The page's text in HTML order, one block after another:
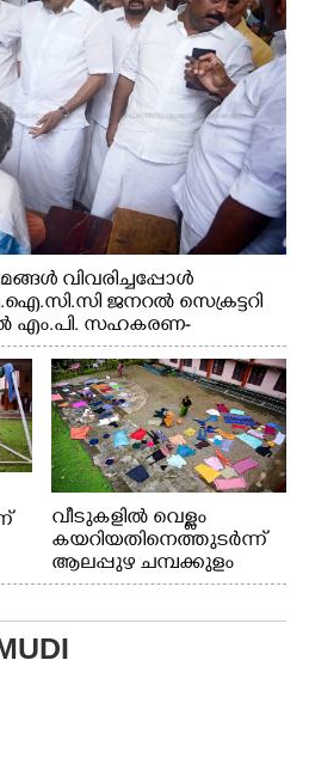
എ എന്നിവർ സമീപം
വിവരിച്ചപ്പോൾ
ജനറൽ സെക്രട്ടറി
എം.പി. സഹകരണ-
എം. ലിജു, എന്നിവർ
വീടുകളിൽ വെള്ളം
കയറിയതിനെത്തുടർന്ന്
ആലപ്പുഴ ചമ്പക്കുളം
ഫാദർ തോമസ്
സ്കൂളിലെ ദുരിതാശ്വാസ
ക്യാമ്പിലെത്തിയവർ മഴ